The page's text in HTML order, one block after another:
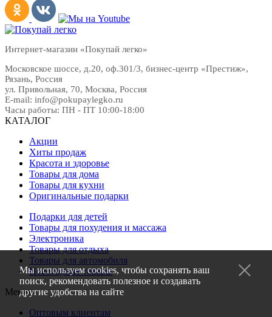
Интернет-магазин «Покупай легко»
Московское шоссе, д.20, оф.301/3, бизнес-центр «Престиж»,
Рязань, Россия
ул. Привольная, 70, Москва, Россия
E-mail: info@pokupaylegko.ru
Часы работы: ПН - ПТ 10:00-18:00
КАТАЛОГ
Акции
Хиты продаж
Красота и здоровье
Товары для дома
Товары для кухни
Оригинальные подарки
Подарки для детей
Товары для похудения и массажа
Электроника
Товары для отдыха
Товары для автомобиля
Новогодние товары
Меню
Оптовым клиентам
Мы используем cookies, чтобы сохранять ваш
поиск, рекомендовать полезное и создавать
другие удобства на сайте